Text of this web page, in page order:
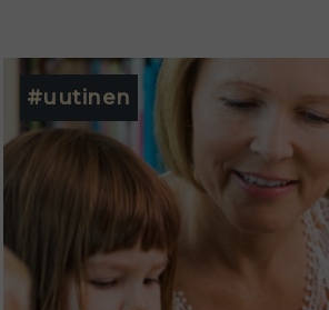
#uutinen